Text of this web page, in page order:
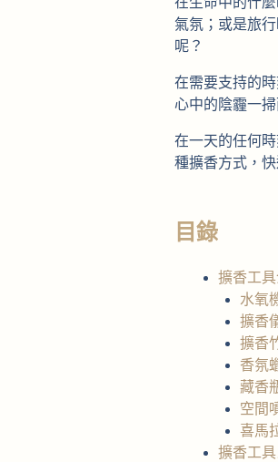
氣氛；或是旅
呢？
在需要支持的
心中的陰霾一
在一天的任何
種擴香方式，
目錄
擴香工
水氧
擴香
擴香
香氛
藏香
空間
喜馬
擴香工